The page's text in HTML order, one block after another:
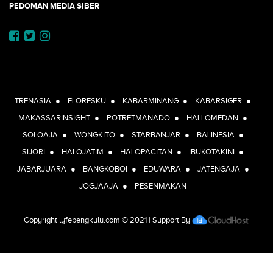
PEDOMAN MEDIA SIBER
TRENASIA ● FLORESKU ● KABARMINANG ● KABARSIGER ●
MAKASSARINSIGHT ● POTRETMANADO ● HALLOMEDAN ●
SOLOAJA ● WONGKITO ● STARBANJAR ● BALINESIA ●
SIJORI ● HALOJATIM ● HALOPACITAN ● IBUKOTAKINI ●
JABARJUARA ● BANGKOBOI ● EDUWARA ● JATENGAJA ●
JOGJAAJA ● PESENMAKAN
Copyright lyfebengkulu.com © 2021 | Support By